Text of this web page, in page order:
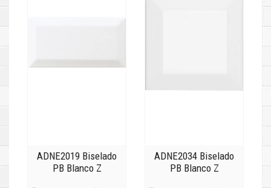
ADNE2019 Biselado
PB Blanco Z
ADNE2034 Biselado
PB Blanco Z